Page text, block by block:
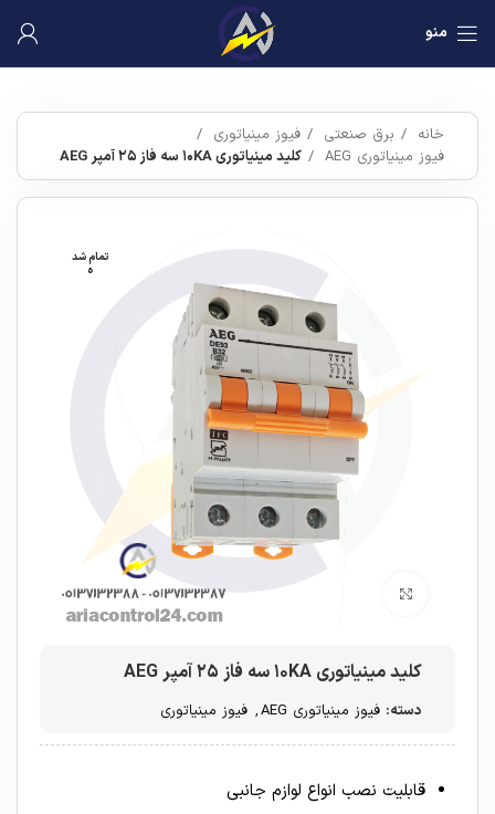
منو
خانه برق صنعتی
فیوز مینیاتوری
فیوز مینیاتوری AEG
کلید مینیاتوری ۱۰KA سه فاز ۲۵ آمپر AEG
تمام شد
ه
کلید مینیاتوری ۱۰KA سه فاز ۲۵ آمپر AEG
دسته: فیوز مینیاتوری AEG , فیوز مینیاتوری
قابلیت نصب انواع لوازم جانبی